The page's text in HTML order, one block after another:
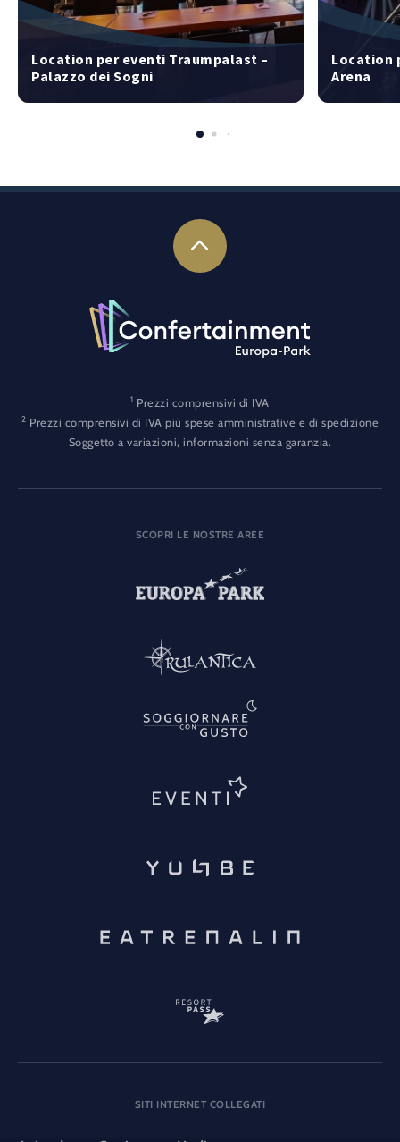
Location per eventi Traumpalast –
Palazzo dei Sogni
Location
Arena
1 Prezzi comprensivi di IVA
2 Prezzi comprensivi di IVA più spese amministrative e di spedizione
Soggetto a variazioni, informazioni senza garanzia.
SCOPRI LE NOSTRE AREE
SITI INTERNET COLLEGATI